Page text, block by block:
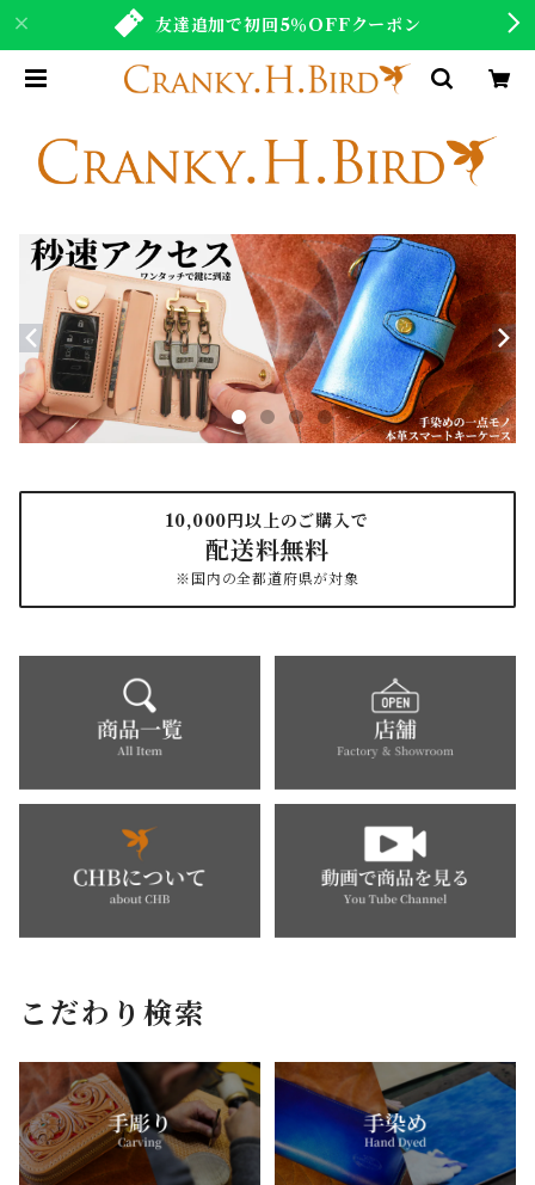
友達追加で初回5％OFFクーポン
10,000円以上のご購入で
配送料無料
※国内の全都道府県が対象
こだわり検索